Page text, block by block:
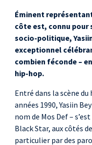
Éminent
côte est, connu pour
socio-politique,
exceptionnel
combien féconde –
hip-hop.
Entré dans la scène
années 1990, Yasiin
nom de Mos Def –
Black Star, aux côtés
particulier par des